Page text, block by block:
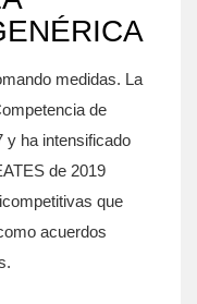
medidas. La
de
y ha intensificado
de 2019
que
acuerdos